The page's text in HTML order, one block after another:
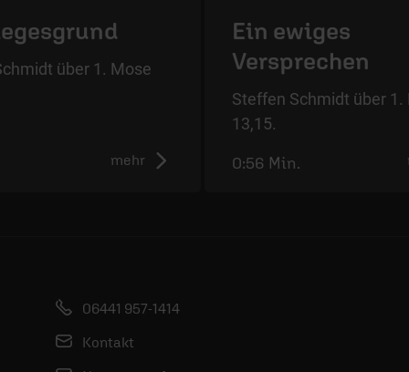
über 1. Mose
mehr
Ein ewiges
Versprechen
Steffen Schmidt über 1.
13,15.
0:56 Min.
06441 957-1414
Kontakt